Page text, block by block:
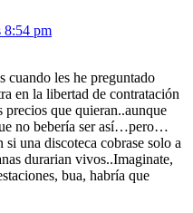
8:54 pm
cuando les he preguntado
en la libertad de contratación
precios que quieran..aunque
no bebería ser así…pero…
una discoteca cobrase solo a
durarian vivos..Imaginate,
bua, habría que